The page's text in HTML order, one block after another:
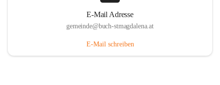
E-Mail Adresse
gemeinde@buch-stmagdalena.at
E-Mail schreiben